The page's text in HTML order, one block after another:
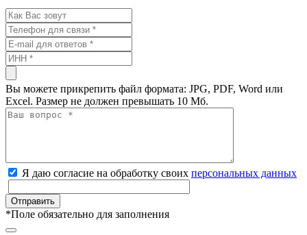
Вы можете прикрепить файл формата: JPG, PDF, Word или
Excel. Размер не должен превышать 10 Мб.
Я даю согласие на обработку своих персональных данных
*Поле обязательно для заполнения